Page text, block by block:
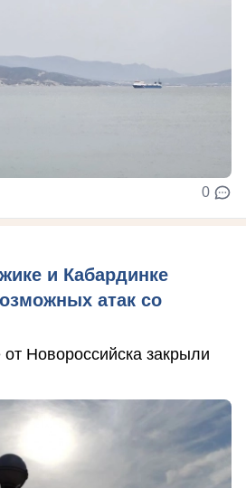
0
и Кабардинке
атак со
Новороссийска закрыли